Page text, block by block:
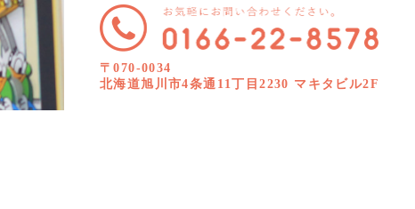
〒070-0034
北海道旭川市4条通11丁目2230 マキタビル2F